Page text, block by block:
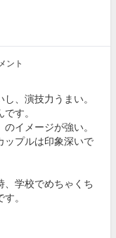
ント
、演技力うまい。
す。
イメージが強い。
ップルは印象深いで
、学校でめちゃくち
。